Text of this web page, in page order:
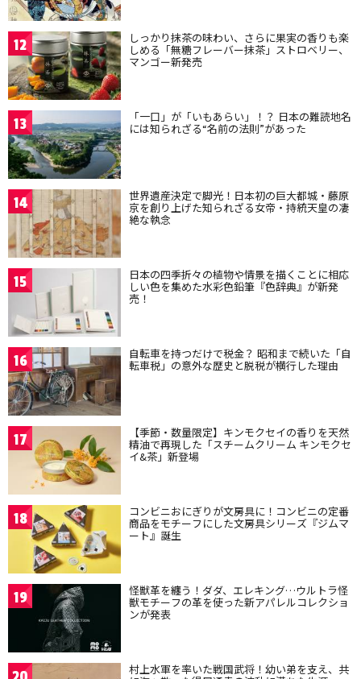
12 しっかり抹茶の味わい、さらに果実の香りも楽
しめる「無糖フレーバー抹茶」ストロベリー、
マンゴー新発売
13 「一口」が「いもあらい」！？ 日本の難読地名
には知られざる“名前の法則”があった
14 世界遺産決定で脚光！日本初の巨大都城・藤原
京を創り上げた知られざる女帝・持統天皇の凄
絶な執念
15 日本の四季折々の植物や情景を描くことに相応
しい色を集めた水彩色鉛筆『色辞典』が新発
売！
16 自転車を持つだけで税金？ 昭和まで続いた「自
転車税」の意外な歴史と脱税が横行した理由
17 【季節・数量限定】キンモクセイの香りを天然
精油で再現した「スチームクリーム キンモクセ
イ&茶」新登場
18 コンビニおにぎりが文房具に！コンビニの定番
商品をモチーフにした文房具シリーズ『ジムマ
ート』誕生
19 怪獣革を纏う！ダダ、エレキング…ウルトラ怪
獣モチーフの革を使った新アパレルコレクショ
ンが発表
村上水軍を率いた戦国武将！幼い弟を支え、共